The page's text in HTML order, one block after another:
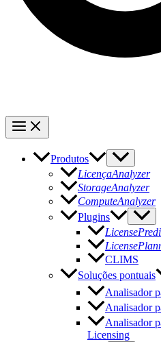
Produtos
LicençaAnalyzer
StorageAnalyzer
ComputeAnalyzer
Plugins
CLIMS
Soluções pontuais
Analisador
Analisador
Analisador
Licensing